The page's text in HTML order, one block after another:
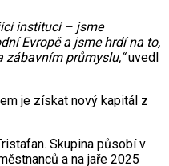
institucí – jsme
Evropě a jsme hrdí na to,
průmyslu,“uvedl
je získat nový kapitál z
Skupina působí v
a na jaře 2025